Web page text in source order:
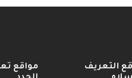
التعريف
مواقع